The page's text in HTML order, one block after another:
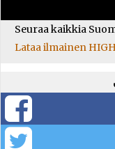
Seuraa kaikkia
Lataa ilmainen